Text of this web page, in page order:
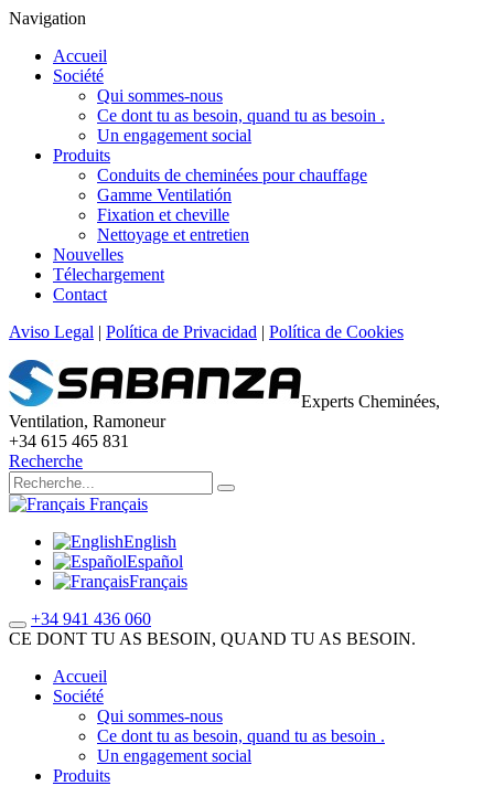
Navigation
Accueil
Société
Qui sommes-nous
Ce dont tu as besoin, quand tu as besoin .
Un engagement social
Produits
Conduits de cheminées pour chauffage
Gamme Ventilatión
Fixation et cheville
Nettoyage et entretien
Nouvelles
Télechargement
Contact
Aviso Legal | Política de Privacidad | Política de Cookies
Experts Cheminées,
Ventilation, Ramoneur
+34 615 465 831
Recherche
Français
English
Español
Français
+34 941 436 060
CE DONT TU AS BESOIN, QUAND TU AS BESOIN.
Accueil
Société
Qui sommes-nous
Ce dont tu as besoin, quand tu as besoin .
Un engagement social
Produits